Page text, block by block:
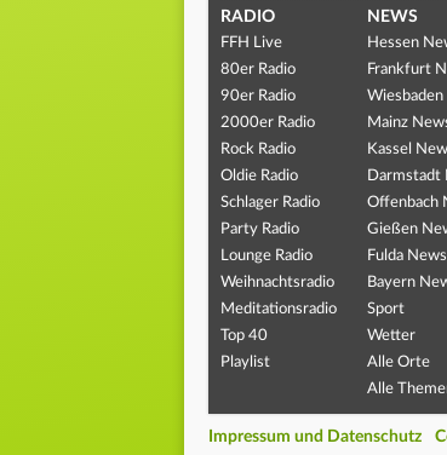
RADIO
FFH Live
80er Radio
90er Radio
2000er Radio
Rock Radio
Oldie Radio
Schlager Radio
Party Radio
Lounge Radio
Weihnachtsradio
Meditationsradio
Top 40
Playlist
NEWS
Hessen
Frankfurt
Wiesbaden
Mainz
Kassel
Darmstadt
Offenbach
Gießen
Fulda News
Bayern
Sport
Wetter
Alle Orte
Alle
Impressum und Datenschutz